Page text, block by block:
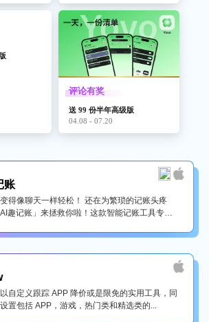
评论有奖
送 99 份半年高级版
04.08 - 07.20
账
得像聊天一样轻松！ 还在为繁琐的记账头疼
趣记账」来拯救你啦！这款智能记账工具专为
自定义跟踪 APP 降价或是限免的实用工具，同
置包括 APP，游戏，热门类和精选类的...